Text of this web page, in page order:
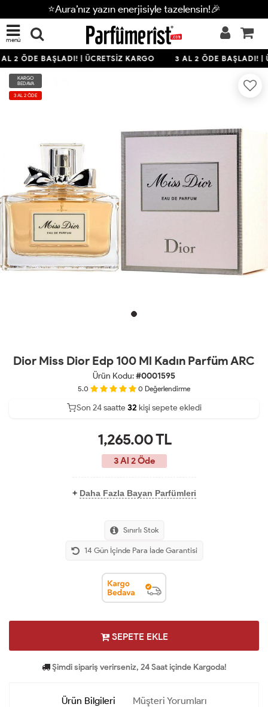
⭐Aura’nız yazın enerjisiyle tazelensin!🎉
menü
2 ÖDE BAŞLADI! | ÜCRETSİZ KARGO 3 AL 2 ÖDE BAŞLADI! |
KARGO
BEDAVA
3 AL 2 ÖDE
Dior Miss Dior Edp 100 Ml Kadın Parfüm ARC
Ürün Kodu:#0001595
5.0 0 Değerlendirme
25
Son 24 saatte 32 kişi sepete ekledi
13
1,265.00TL
3 Al 2 Öde
+ Daha Fazla Bayan Parfümleri
Sınırlı Stok
14 Gün İçinde Para İade Garantisi
SEPETE EKLE
Şimdi sipariş verirseniz, 24 Saat içinde Kargoda!
Ürün Bilgileri Müşteri Yorumları